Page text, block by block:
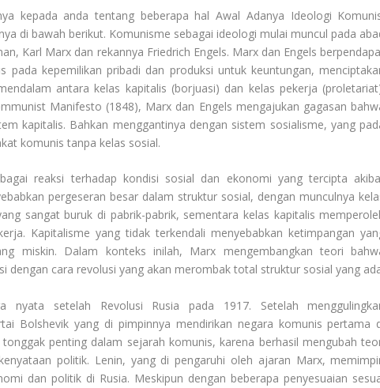
kepada anda tentang beberapa halAwal Adanya Ideologi
di bawah berikut. Komunisme sebagai ideologi mulai muncul pada
Karl Marx dan rekannya Friedrich Engels. Marx dan Engels
pada kepemilikan pribadi dan produksi untuk keuntungan,
antara kelas kapitalis (borjuasi) dan kelas pekerja
Manifesto (1848), Marx dan Engels mengajukan gagasan
kapitalis. Bahkan menggantinya dengan sistem sosialisme, yang
komunis tanpa kelas sosial.
reaksi terhadap kondisi sosial dan ekonomi yang tercipta
pergeseran besar dalam struktur sosial, dengan munculnya
sangat buruk di pabrik-pabrik, sementara kelas kapitalis
Kapitalisme yang tidak terkendali menyebabkan ketimpangan
miskin. Dalam konteks inilah, Marx mengembangkan teori
dengan cara revolusi yang akan merombak total struktur sosial yang
nyata setelah Revolusi Rusia pada 1917. Setelah
Bolshevik yang di pimpinnya mendirikan negara komunis pertama
penting dalam sejarah komunis, karena berhasil mengubah
politik. Lenin, yang di pengaruhi oleh ajaran Marx,
dan politik di Rusia. Meskipun dengan beberapa penyesuaian